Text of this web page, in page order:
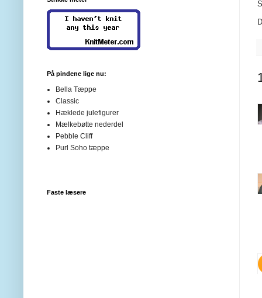
På pindene lige nu:
Bella Tæppe
Classic
Hæklede julefigurer
Mælkebøtte nederdel
Pebble Cliff
Purl Soho tæppe
Faste læsere